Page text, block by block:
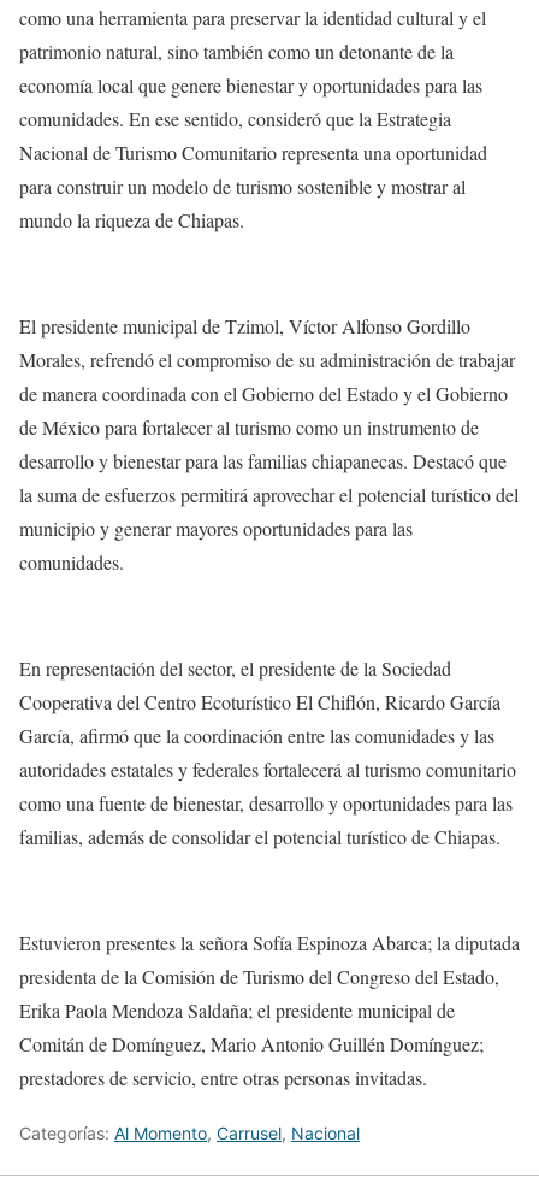
como una herramienta para preservar la identidad cultural y el
patrimonio natural, sino también como un detonante de la
economía local que genere bienestar y oportunidades para las
comunidades. En ese sentido, consideró que la Estrategia
Nacional de Turismo Comunitario representa una oportunidad
para construir un modelo de turismo sostenible y mostrar al
mundo la riqueza de Chiapas.
El presidente municipal de Tzimol, Víctor Alfonso Gordillo
Morales, refrendó el compromiso de su administración de trabajar
de manera coordinada con el Gobierno del Estado y el Gobierno
de México para fortalecer al turismo como un instrumento de
desarrollo y bienestar para las familias chiapanecas. Destacó que
la suma de esfuerzos permitirá aprovechar el potencial turístico del
municipio y generar mayores oportunidades para las
comunidades.
En representación del sector, el presidente de la Sociedad
Cooperativa del Centro Ecoturístico El Chiflón, Ricardo García
García, afirmó que la coordinación entre las comunidades y las
autoridades estatales y federales fortalecerá al turismo comunitario
como una fuente de bienestar, desarrollo y oportunidades para las
familias, además de consolidar el potencial turístico de Chiapas.
Estuvieron presentes la señora Sofía Espinoza Abarca; la diputada
presidenta de la Comisión de Turismo del Congreso del Estado,
Erika Paola Mendoza Saldaña; el presidente municipal de
Comitán de Domínguez, Mario Antonio Guillén Domínguez;
prestadores de servicio, entre otras personas invitadas.
Categorías: Al Momento, Carrusel, Nacional